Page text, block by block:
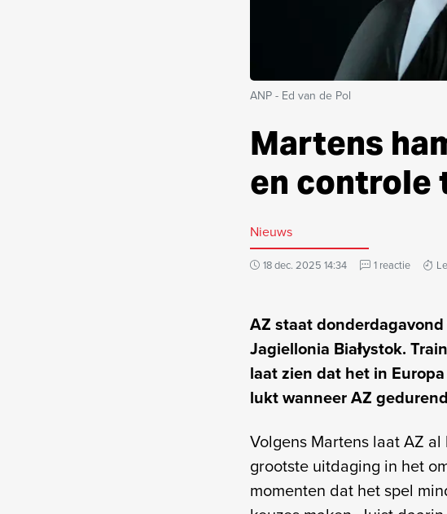
ANP - Ed van de Pol
Martens
en controle
Nieuws
18 dec. 2025 14:34 1 reactie
AZ staat
Jagiellonia Białystok.
laat zien dat het in
lukt wanneer AZ
Volgens Martens laat AZ
grootste uitdaging in het
momenten dat het spel